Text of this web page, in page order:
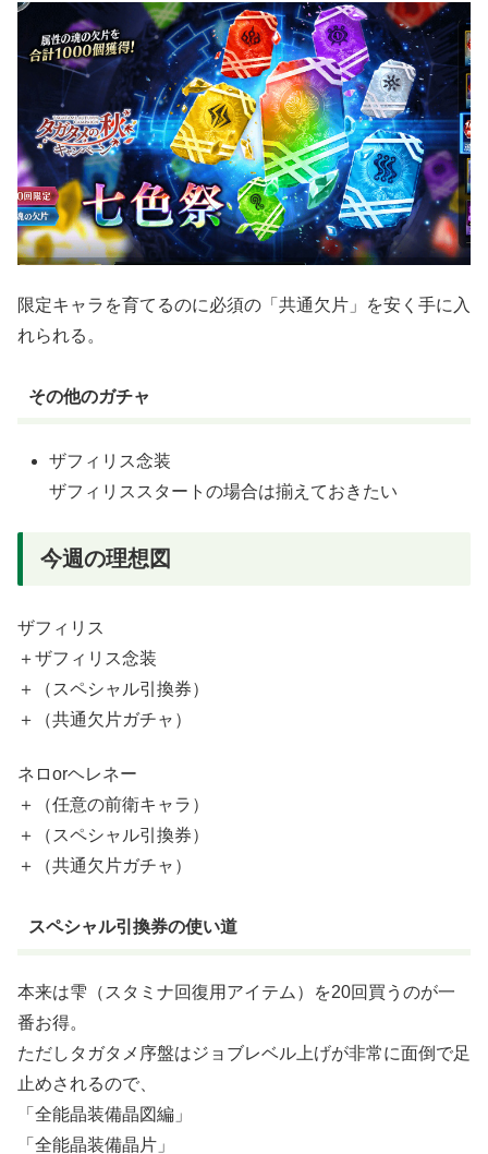
限定キャラを育てるのに必須の「共通欠片」を安く手に入
れられる。
その他のガチャ
ザフィリス念装
ザフィリススタートの場合は揃えておきたい
今週の理想図
ザフィリス
＋ザフィリス念装
＋（スペシャル引換券）
＋（共通欠片ガチャ）
ネロorヘレネー
＋（任意の前衛キャラ）
＋（スペシャル引換券）
＋（共通欠片ガチャ）
スペシャル引換券の使い道
本来は雫（スタミナ回復用アイテム）を20回買うのが一
番お得。
ただしタガタメ序盤はジョブレベル上げが非常に面倒で足
止めされるので、
「全能晶装備晶図編」
「全能晶装備晶片」